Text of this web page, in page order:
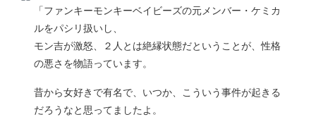
「ファンキーモンキーベイビーズの元メンバー・ケミカ
ルをパシリ扱いし、
モン吉が激怒、２人とは絶縁状態だということが、性格
の悪さを物語っています。
昔から女好きで有名で、いつか、こういう事件が起きる
だろうなと思ってましたよ。